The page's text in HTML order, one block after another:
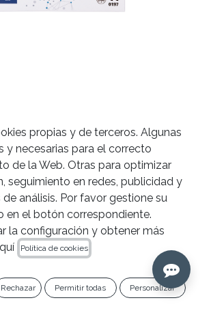
papel estériles
de Zarc
al carrito y llévate 1 gratis (el de
propias y de terceros. Algunas
y necesarias para el correcto
de la Web. Otras para optimizar
seguimiento en redes, publicidad y
de análisis. Por favor gestione su
en el botón correspondiente.
la configuración y obtener más
Política de cookies
Rechazar Permitir todas Personalizar